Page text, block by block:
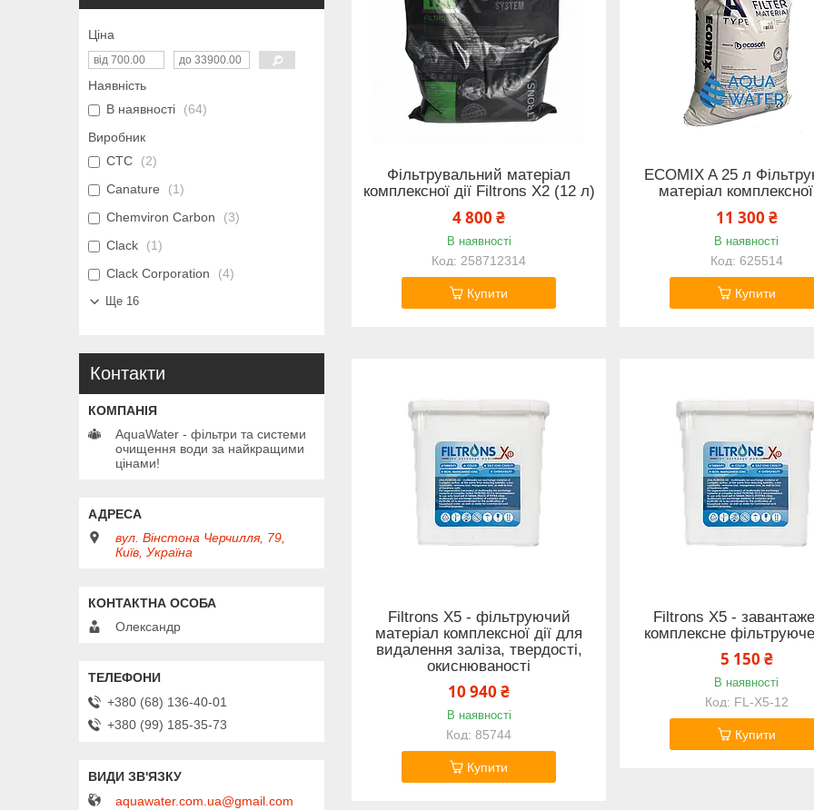
Фільтрувальний матеріал
комплексної дії Filtrons X2 (12 л)
4 800 ₴
В наявності
258712314
Купити
ECOMIX A 25 л
матеріал комплексної
11 300 ₴
В наявності
625514
Купити
Filtrons X5 - фільтруючий
матеріал комплексної дії для
видалення заліза, твердості,
окиснюваності
10 940 ₴
В наявності
85744
Купити
Filtrons X5 -
комплексне
5 150 ₴
В наявності
FL-X5-12
Купити
Ціна
Наявність
В наявності
64
Виробник
CTC
2
Canature
1
Chemviron Carbon
3
Clack
1
Clack Corporation
4
Ще 16
Контакти
AquaWater - фільтри та системи
очищення води за найкращими
цінами!
вул. Вінстона Черчилля, 79,
Київ, Україна
Олександр
+380 (68) 136-40-01
+380 (99) 185-35-73
aquawater.com.ua@gmail.com